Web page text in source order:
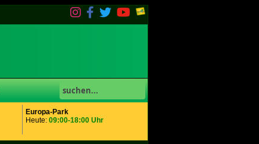
Europa-Park
Heute: 09:00-18:00 Uhr